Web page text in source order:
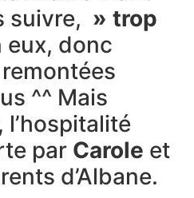
suivre, » trop
eux, donc
^^ Mais
l’hospitalité
par Carole et
d’Albane.